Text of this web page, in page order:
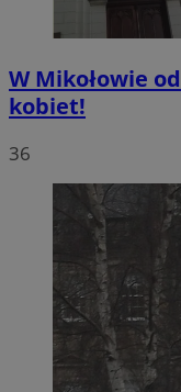
W Mikołowie
kobiet!
36